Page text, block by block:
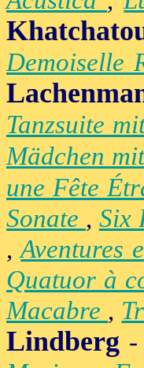
Demoiselle
Tanzsuite
Mädchen
une Fête
Sonate , Six
,Aventures
Quatuor à
Macabre ,
Lindberg